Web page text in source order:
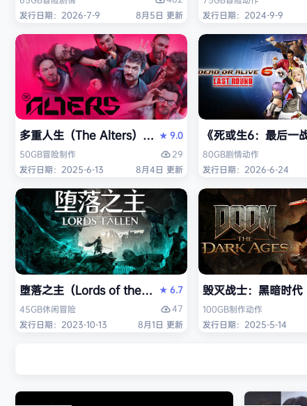
发行日期：2026-7-9
8月5日 更新
发行日期：2024-9-9
多重人生（The Alters）免安装中文版
★ 9.0
50GB冒险制作
29
发行日期：2025-6-13
8月4日 更新
《死或生6：最后
80GB剧情动作
发行日期：2026-6-24
堕落之主（Lords of the Fallen）免安装中文版
★ 6.7
45GB休闲冒险
47
发行日期：2023-10-13
8月1日 更新
毁灭战士：黑暗时
100GB制作动作
发行日期：2025-5-14